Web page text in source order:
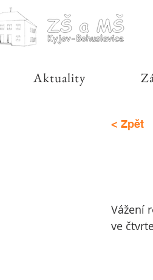
Aktuality
< Zpět
Vážení
ve